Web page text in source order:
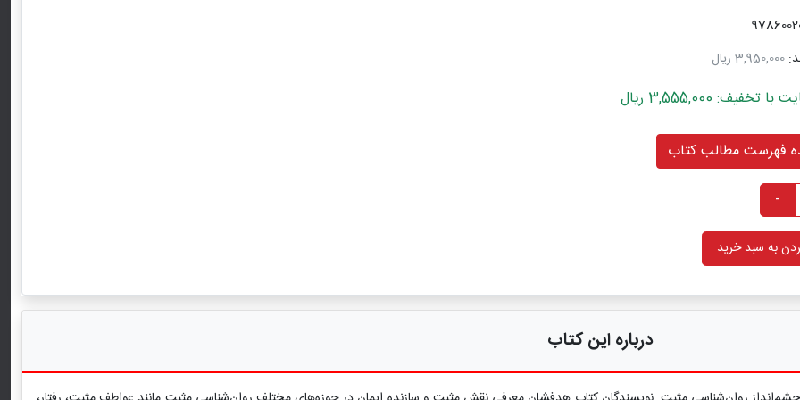
3,950,000 ریال
3,555,000 ریال
فهرست مطالب کتاب
-
به سبد خرید
درباره این کتاب